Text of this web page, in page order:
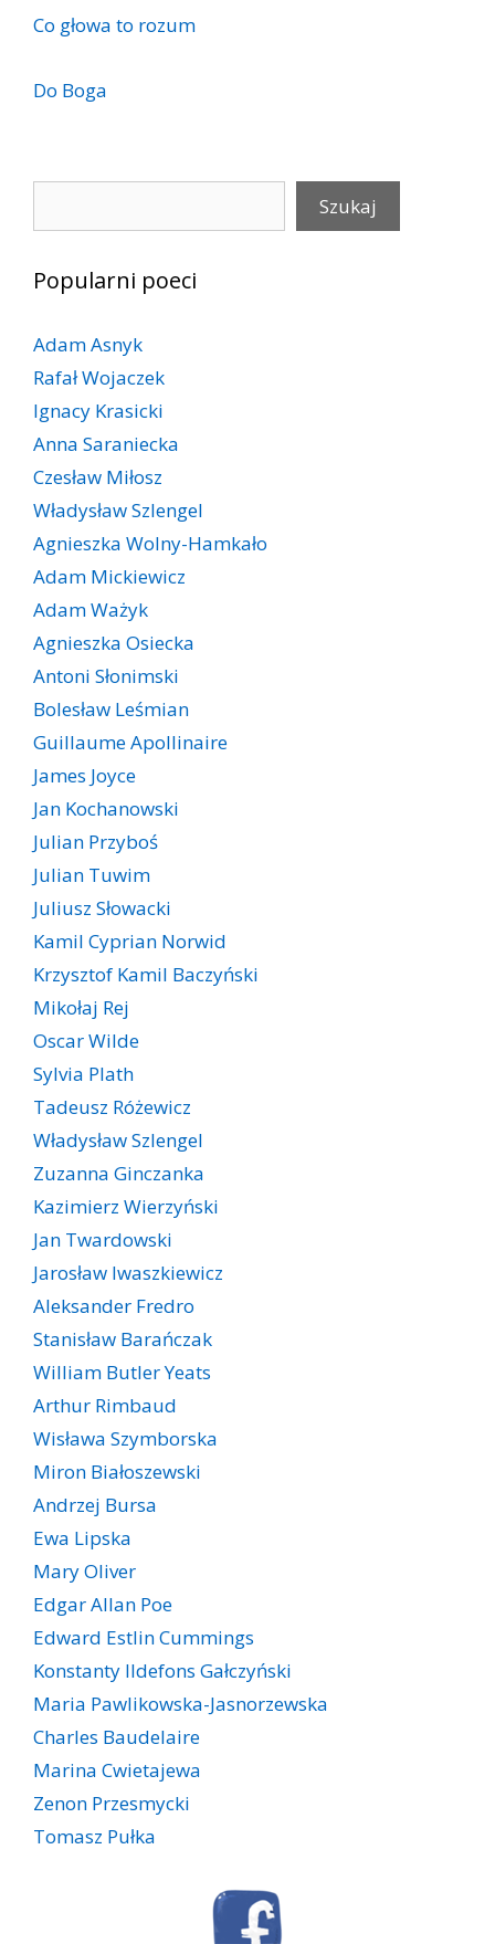
Co głowa to rozum
Do Boga
Szukaj
Popularni poeci
Adam Asnyk
Rafał Wojaczek
Ignacy Krasicki
Anna Saraniecka
Czesław Miłosz
Władysław Szlengel
Agnieszka Wolny-Hamkało
Adam Mickiewicz
Adam Ważyk
Agnieszka Osiecka
Antoni Słonimski
Bolesław Leśmian
Guillaume Apollinaire
James Joyce
Jan Kochanowski
Julian Przyboś
Julian Tuwim
Juliusz Słowacki
Kamil Cyprian Norwid
Krzysztof Kamil Baczyński
Mikołaj Rej
Oscar Wilde
Sylvia Plath
Tadeusz Różewicz
Władysław Szlengel
Zuzanna Ginczanka
Kazimierz Wierzyński
Jan Twardowski
Jarosław Iwaszkiewicz
Aleksander Fredro
Stanisław Barańczak
William Butler Yeats
Arthur Rimbaud
Wisława Szymborska
Miron Białoszewski
Andrzej Bursa
Ewa Lipska
Mary Oliver
Edgar Allan Poe
Edward Estlin Cummings
Konstanty Ildefons Gałczyński
Maria Pawlikowska-Jasnorzewska
Charles Baudelaire
Marina Cwietajewa
Zenon Przesmycki
Tomasz Pułka